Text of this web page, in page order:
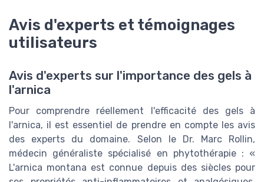
Avis d'experts et témoignages
utilisateurs
Avis d'experts sur l'importance des gels à
l'arnica
Pour comprendre réellement l'efficacité des gels à
l'arnica, il est essentiel de prendre en compte les avis
des experts du domaine. Selon le Dr. Marc Rollin,
médecin généraliste spécialisé en phytothérapie : «
L'arnica montana est connue depuis des siècles pour